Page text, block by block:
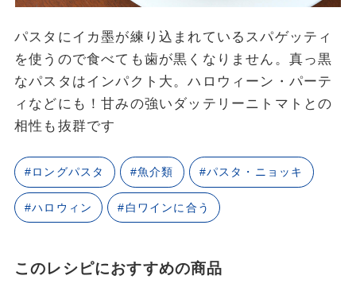
パスタにイカ墨が練り込まれているスパゲッティ
を使うので食べても歯が黒くなりません。真っ黒
なパスタはインパクト大。ハロウィーン・パーテ
ィなどにも！甘みの強いダッテリーニトマトとの
相性も抜群です
#ロングパスタ #魚介類 #パスタ・ニョッキ
#ハロウィン #白ワインに合う
このレシピにおすすめの商品